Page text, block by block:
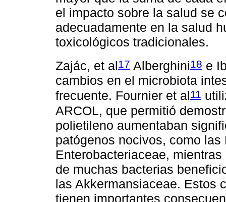
el impacto sobre la salud se
adecuadamente en la salud
toxicológicos tradicionales.
Zajác, et al17 Alberghini18 e
cambios en el microbiota
frecuente. Fournier et al11
ARCOL, que permitió
polietileno aumentaban
patógenos nocivos, como
Enterobacteriaceae,
de muchas bacterias
las Akkermansiaceae. Estos
tienen importantes